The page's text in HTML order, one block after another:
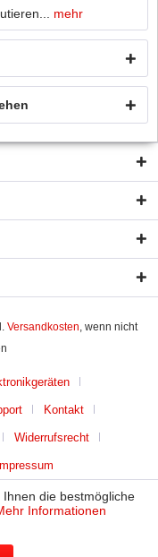
mehr
Versandkosten, wenn nicht
Kontakt
Widerrufsrecht
Impressum
die bestmögliche
Informationen